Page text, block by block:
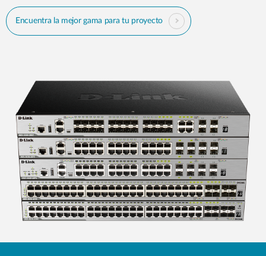
Encuentra la mejor gama para tu proyecto